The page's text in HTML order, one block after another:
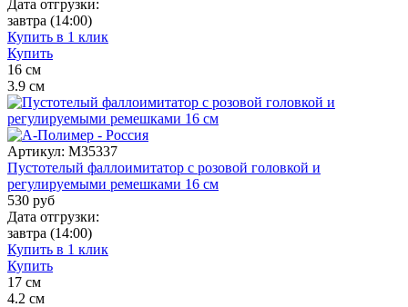
Дата отгрузки:
завтра (14:00)
Купить в 1 клик
Купить
16 см
3.9 см
Артикул: M35337
Пустотелый фаллоимитатор с розовой головкой и
регулируемыми ремешками 16 см
530 руб
Дата отгрузки:
завтра (14:00)
Купить в 1 клик
Купить
17 см
4.2 см